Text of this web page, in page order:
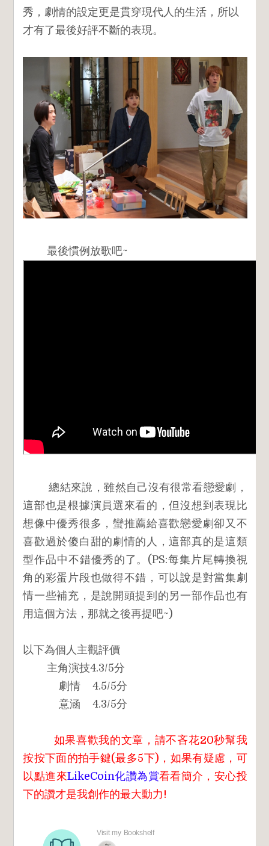
秀，劇情的設定更是貫穿現代人的生活，所以
才有了最後好評不斷的表現。
最後慣例放歌吧~
總結來說，雖然自己沒有很常看戀愛劇，
這部也是根據演員選來看的，但沒想到表現比
想像中優秀很多，蠻推薦給喜歡戀愛劇卻又不
喜歡過於傻白甜的劇情的人，這部真的是這類
型作品中不錯優秀的了。(PS:每集片尾轉換視
角的彩蛋片段也做得不錯，可以說是對當集劇
情一些補充，是說開頭提到的另一部作品也有
用這個方法，那就之後再提吧~)
以下為個人主觀評價
主角演技4.3/5分
劇情 4.5/5分
意涵 4.3/5分
如果喜歡我的文章，請不吝花20秒幫我
按按下面的拍手鍵(最多5下)，如果有疑慮，可
以點進來LikeCoin化讚為賞看看簡介，安心投
下的讚才是我創作的最大動力!